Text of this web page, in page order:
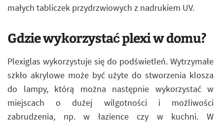
małych tabliczek przydrzwiowych z nadrukiem UV.
Gdzie wykorzystać plexi w domu?
Plexiglas wykorzystuje się do podświetleń. Wytrzymałe
szkło akrylowe może być użyte do stworzenia klosza
do lampy, którą można następnie wykorzystać w
miejscach o dużej wilgotności i możliwości
zabrudzenia, np. w łazience czy w kuchni. W